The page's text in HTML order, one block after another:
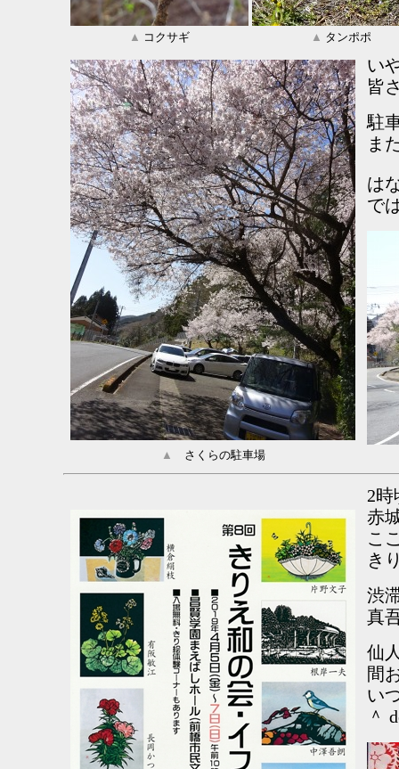
▲ コクサギ ▲ タンポポ
い
皆
駐
ま
は
で
▲ さくらの駐車場
2時
赤
こ
き
渋
真
仙
間
い
＾